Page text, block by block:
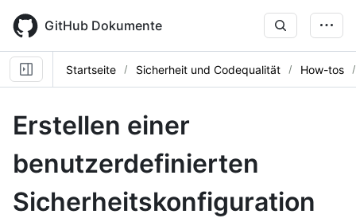
main
content
GitHub Dokumente
Startseite Sicherheit und Codequalität How-tos
Erstellen einer
benutzerdefinierten
Sicherheitskonfiguration